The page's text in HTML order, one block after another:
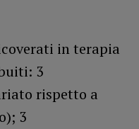
in terapia
3
rispetto a
3